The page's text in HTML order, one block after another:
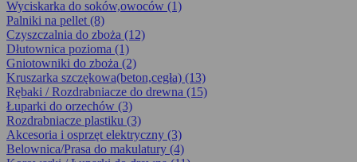
Wyciskarka do soków,owoców (1)
Palniki na pellet (8)
Czyszczalnia do zboża (12)
Dłutownica pozioma (1)
Gniotowniki do zboża (2)
Kruszarka szczękowa(beton,cegła) (13)
Rębaki / Rozdrabniacze do drewna (15)
Łuparki do orzechów (3)
Rozdrabniacze plastiku (3)
Akcesoria i osprzęt elektryczny (3)
Belownica/Prasa do makulatury (4)